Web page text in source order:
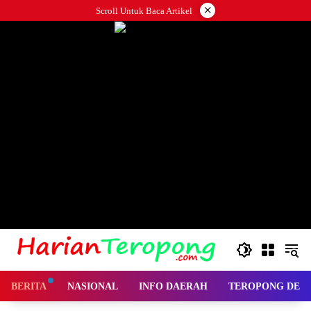
ke
Scroll Untuk Baca Artikel ×
BERITA NASIONAL INFO DAERAH TEROPONG